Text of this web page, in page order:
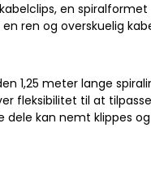
en spiralformet
ren og overskuelig
1,25 meter lange
fleksibilitet til at
kan nemt klippes